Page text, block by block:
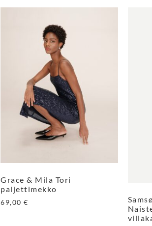
Grace & Mila Tori
paljettimekko
69,00€